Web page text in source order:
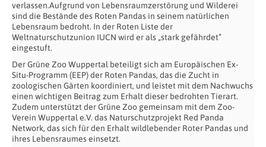
verlassen.Aufgrund von Lebensraumzerstörung und Wilderei
sind die Bestände des Roten Pandas in seinem natürlichen
Lebensraum bedroht. In der Roten Liste der
Weltnaturschutzunion IUCN wird er als „stark gefährdet”
eingestuft.
Der Grüne Zoo Wuppertal beteiligt sich am Europäischen Ex-
Situ-Programm (EEP) der Roten Pandas, das die Zucht in
zoologischen Gärten koordiniert, und leistet mit dem Nachwuchs
einen wichtigen Beitrag zum Erhalt dieser bedrohten Tierart.
Zudem unterstützt der Grüne Zoo gemeinsam mit dem Zoo-
Verein Wuppertal e.V. das Naturschutzprojekt Red Panda
Network, das sich für den Erhalt wildlebender Roter Pandas und
ihres Lebensraumes einsetzt.